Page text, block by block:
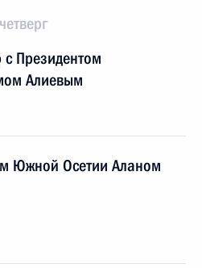
Президентом
Алиевым
Южной Осетии Аланом